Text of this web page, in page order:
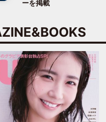
ーを掲載